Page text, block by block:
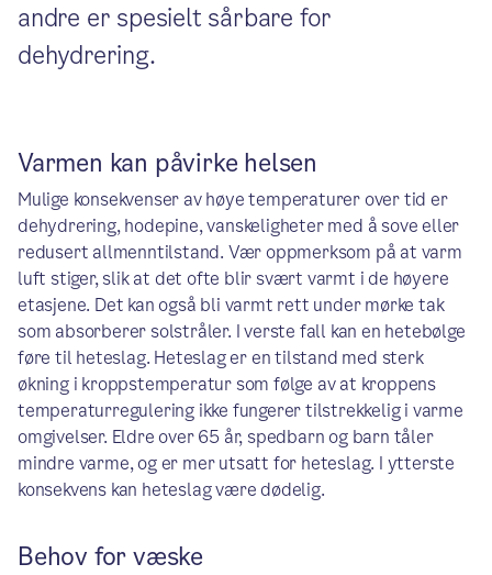
andre er spesielt sårbare for
dehydrering.
Varmen kan påvirke helsen
Mulige konsekvenser av høye temperaturer over tid er
dehydrering, hodepine, vanskeligheter med å sove eller
redusert allmenntilstand. Vær oppmerksom på at varm
luft stiger, slik at det ofte blir svært varmt i de høyere
etasjene. Det kan også bli varmt rett under mørke tak
som absorberer solstråler. I verste fall kan en hetebølge
føre til heteslag. Heteslag er en tilstand med sterk
økning i kroppstemperatur som følge av at kroppens
temperaturregulering ikke fungerer tilstrekkelig i varme
omgivelser. Eldre over 65 år, spedbarn og barn tåler
mindre varme, og er mer utsatt for heteslag. I ytterste
konsekvens kan heteslag være dødelig.
Behov for væske